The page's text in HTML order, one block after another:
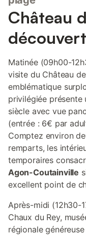
Château
Matinée (09h00-
visite du Château
emblématique
privilégiée présente
siècle avec vue
(entrée : 6€ par
Comptez environ
remparts, les
temporaires
Agon-Coutainville
excellent point de
Après-midi (12h30-
Chaux du Rey,
régionale